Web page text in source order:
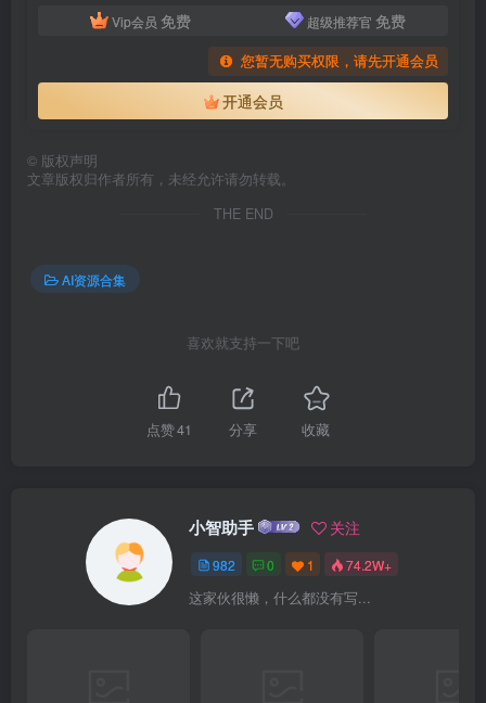
Vip会员 免费 超级推荐官 免费
您暂无购买权限，请先开通会员
开通会员
© 版权声明
文章版权归作者所有，未经允许请勿转载。
THE END
AI资源合集
喜欢就支持一下吧
点赞41 分享 收藏
小智助手 关注
982 0 1 74.2W+
这家伙很懒，什么都没有写...